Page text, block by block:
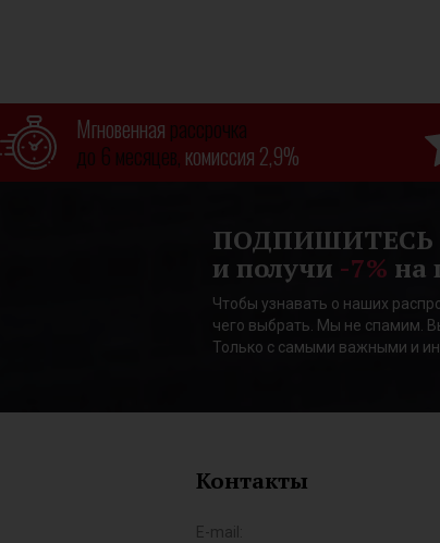
Мгновенная рассрочка
до 6 месяцев, комиссия 2,9%
ПОДПИШИТЕСЬ
и получи -7% на
Чтобы узнавать о наших
чего выбрать. Мы не спамим.
Только с самыми важными и
Контакты
E-mail: